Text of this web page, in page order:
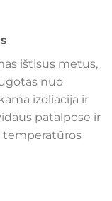
ištisus metus,
nuo
izoliacija ir
patalpose ir
temperatūros